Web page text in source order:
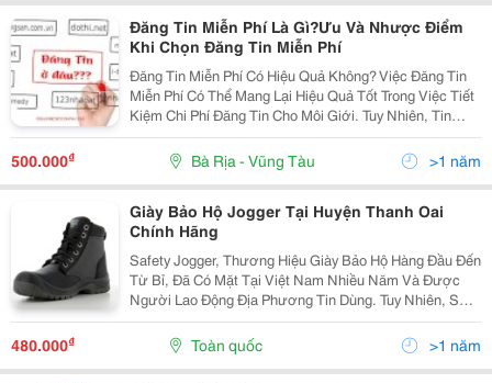
Đăng Tin Miễn Phí Là Gì?Ưu Và Nhược Điểm
Khi Chọn Đăng Tin Miễn Phí
Đăng Tin Miễn Phí Có Hiệu Quả Không? Việc Đăng Tin
Miễn Phí Có Thể Mang Lại Hiệu Quả Tốt Trong Việc Tiết
Kiệm Chi Phí Đăng Tin Cho Môi Giới. Tuy Nhiên, Tin
Miễn Phí Thường Không Được Ưu Tiên Hiển Thị Như
Các Tin Vip, Và Cạnh Tranh Cao Với Nhiều...
500.000₫ Bà Rịa - Vũng Tàu >1 năm
Giày Bảo Hộ Jogger Tại Huyện Thanh Oai
Chính Hãng
Safety Jogger, Thương Hiệu Giày Bảo Hộ Hàng Đầu Đến
Từ Bỉ, Đã Có Mặt Tại Việt Nam Nhiều Năm Và Được
Người Lao Động Địa Phương Tin Dùng. Tuy Nhiên, Sự
Phát Triển Của Thương Hiệu Cũng Dẫn Đến Việc Xuất
Hiện Nhiều Sản Phẩm Giả Mạo, Ảnh Hưởng Đến Uy
480.000₫ Toàn quốc >1 năm